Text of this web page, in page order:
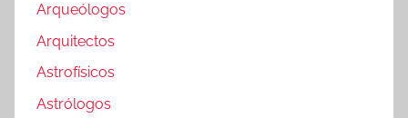
Arqueólogos
Arquitectos
Astrofísicos
Astrólogos